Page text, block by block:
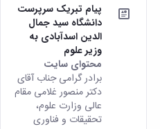
پیام تبریک سرپرست
دانشگاه سید جمال
الدین اسدآبادی به
وزیر علوم
محتوای سایت
برادر گرامی جناب آقای
دکتر منصور غلامی مقام
عالی وزارت علوم،
تحقیقات و فناوری